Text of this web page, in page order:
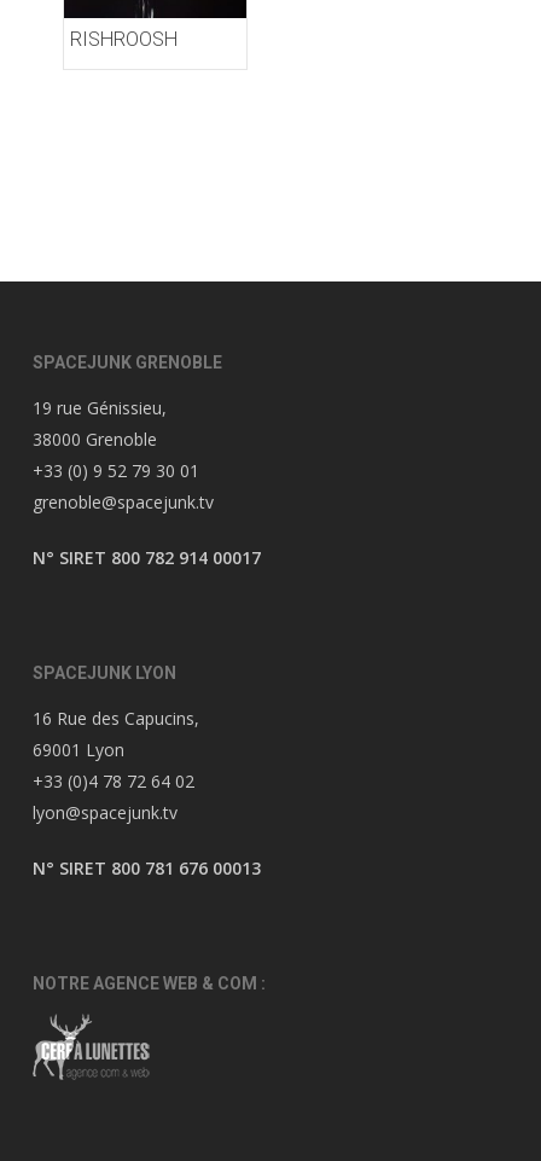
RISHROOSH
SPACEJUNK GRENOBLE
19 rue Génissieu,
38000 Grenoble
+33 (0) 9 52 79 30 01
grenoble@spacejunk.tv
N° SIRET 800 782 914 00017
SPACEJUNK LYON
16 Rue des Capucins,
69001 Lyon
+33 (0)4 78 72 64 02
lyon@spacejunk.tv
N° SIRET 800 781 676 00013
NOTRE AGENCE WEB & COM :